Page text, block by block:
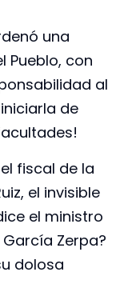
una
Pueblo, con
al
de
fiscal de la
el invisible
el ministro
Zerpa?
dolosa